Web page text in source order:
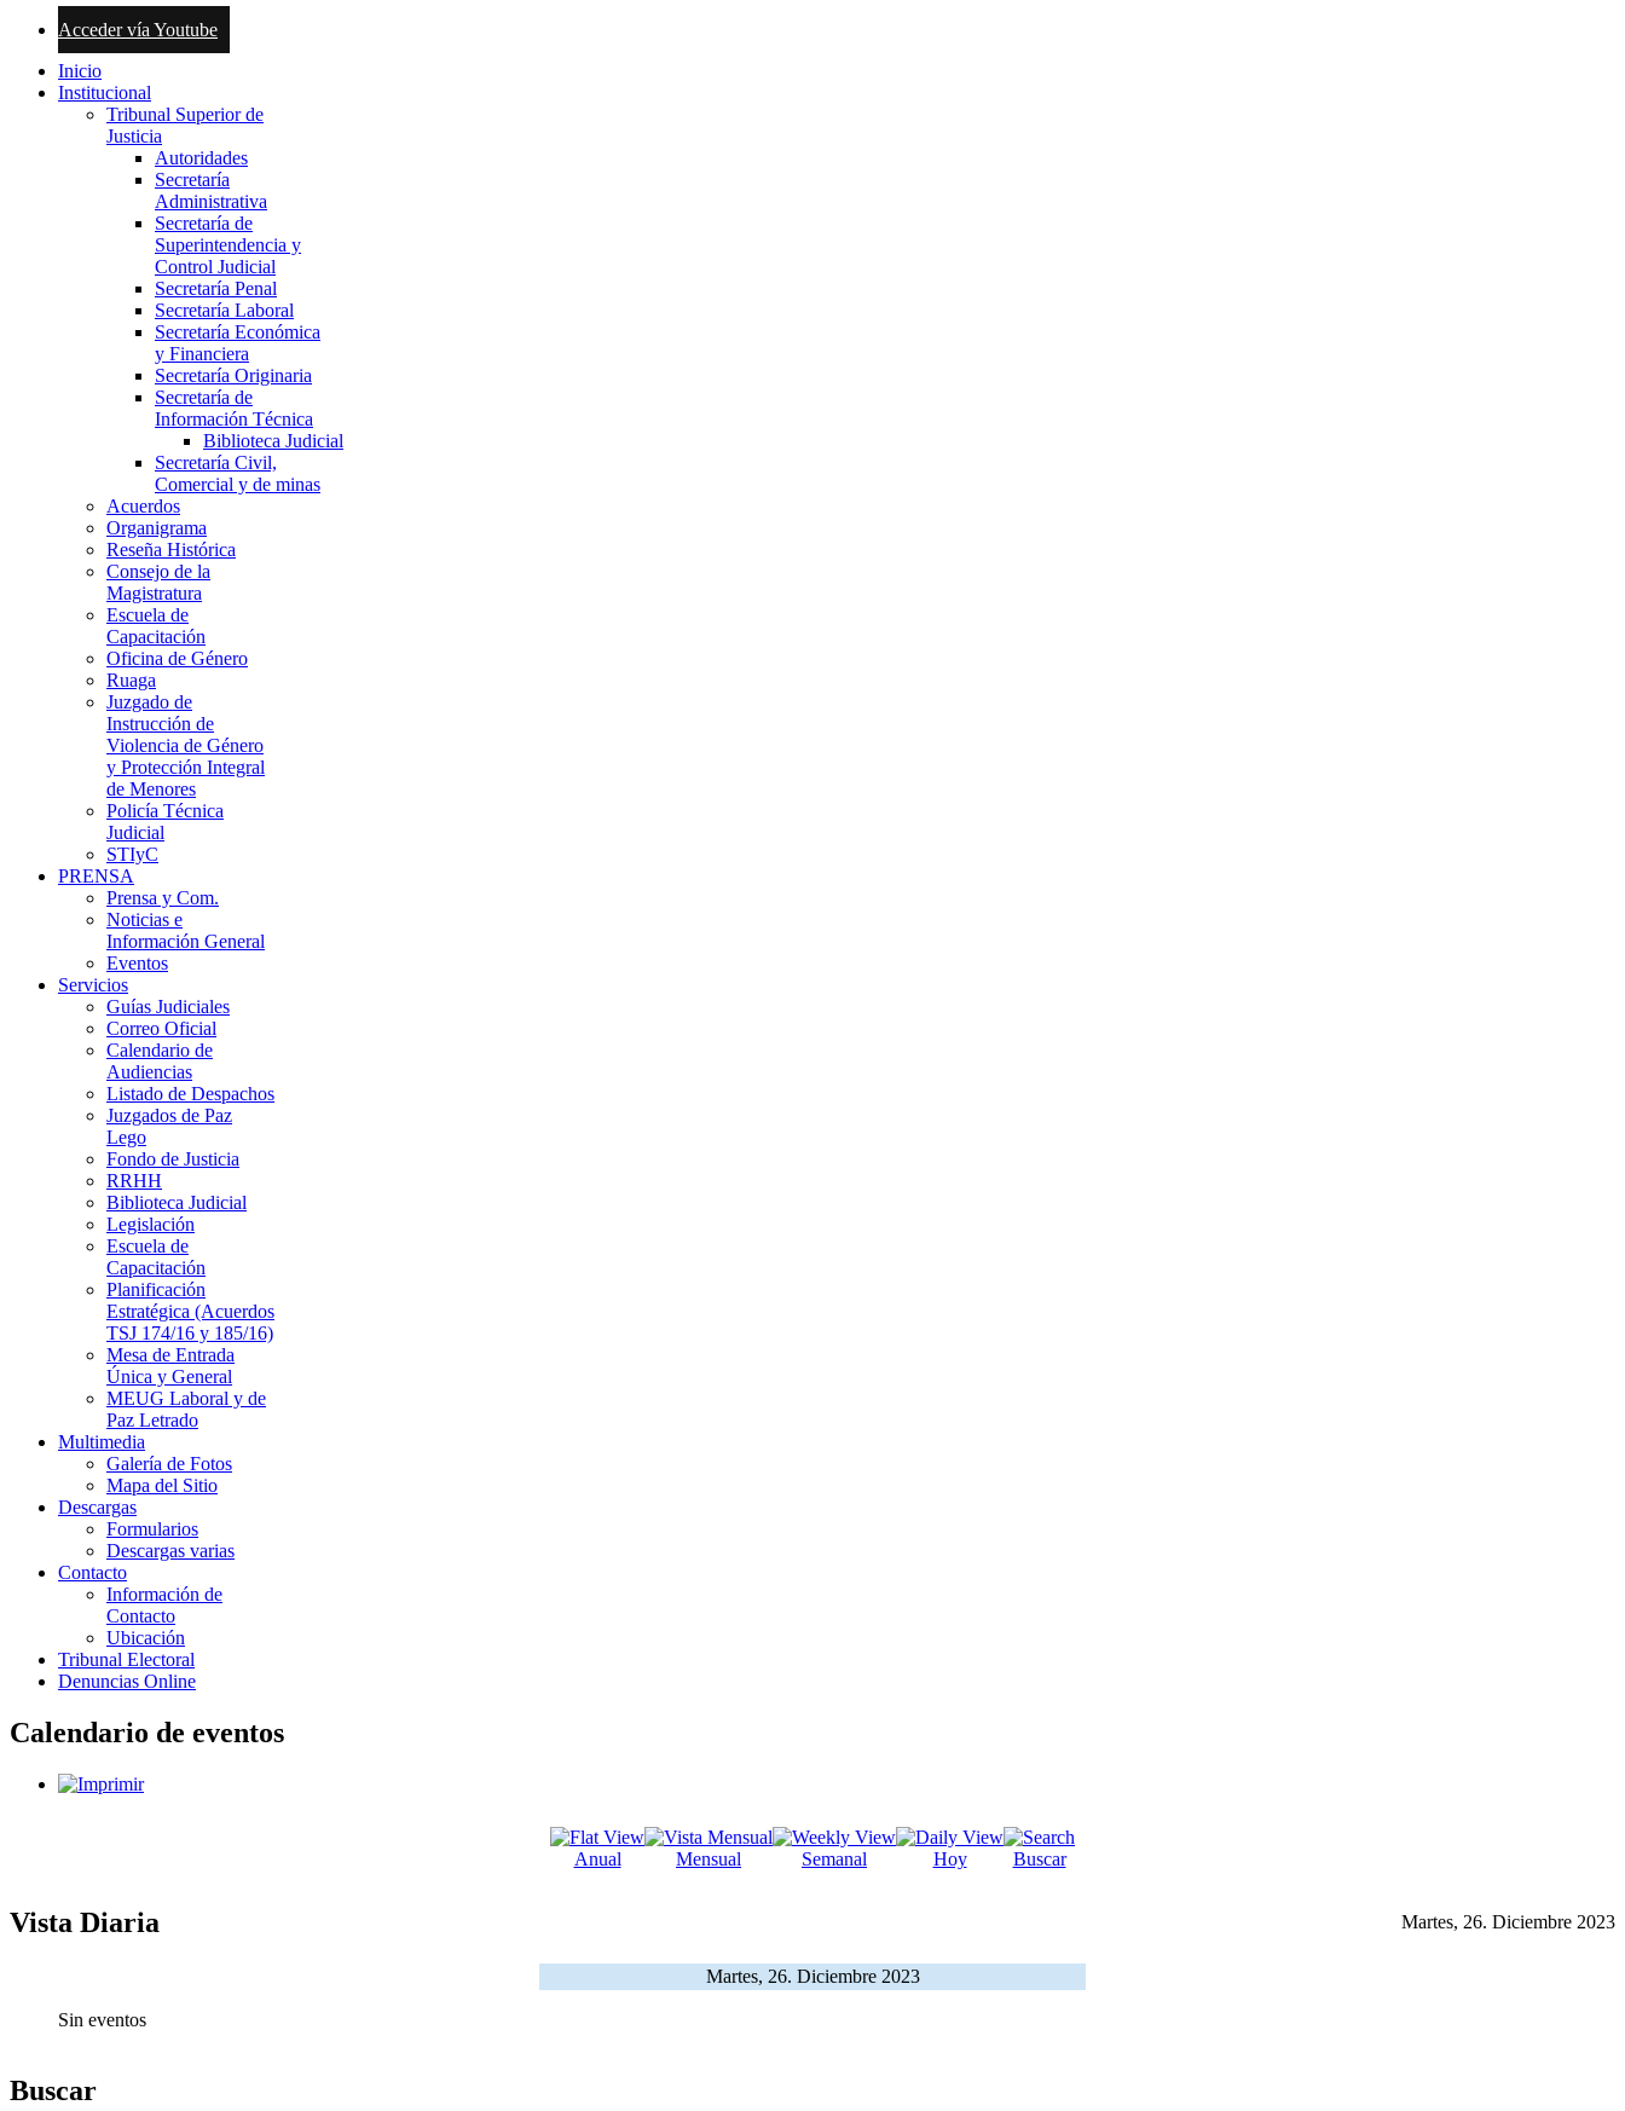
Acceder vía Youtube
Inicio
Institucional
Tribunal Superior de
Justicia
Autoridades
Secretaría
Administrativa
Secretaría de
Superintendencia y
Control Judicial
Secretaría Penal
Secretaría Laboral
Secretaría Económica
y Financiera
Secretaría Originaria
Secretaría de
Información Técnica
Biblioteca Judicial
Secretaría Civil,
Comercial y de minas
Acuerdos
Organigrama
Reseña Histórica
Consejo de la
Magistratura
Escuela de
Capacitación
Oficina de Género
Ruaga
Juzgado de
Instrucción de
Violencia de Género
y Protección Integral
de Menores
Policía Técnica
Judicial
STIyC
PRENSA
Prensa y Com.
Noticias e
Información General
Eventos
Servicios
Guías Judiciales
Correo Oficial
Calendario de
Audiencias
Listado de Despachos
Juzgados de Paz
Lego
Fondo de Justicia
RRHH
Biblioteca Judicial
Legislación
Escuela de
Capacitación
Planificación
Estratégica (Acuerdos
TSJ 174/16 y 185/16)
Mesa de Entrada
Única y General
MEUG Laboral y de
Paz Letrado
Multimedia
Galería de Fotos
Mapa del Sitio
Descargas
Formularios
Descargas varias
Contacto
Información de
Contacto
Ubicación
Tribunal Electoral
Denuncias Online
Calendario de eventos
Anual Mensual Semanal Hoy Buscar
Vista Diaria Martes, 26. Diciembre 2023
Martes, 26. Diciembre 2023
Sin eventos
Buscar